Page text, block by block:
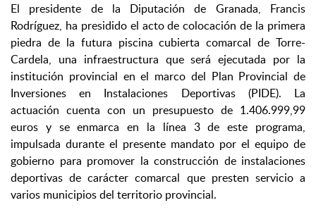
El presidente de la Diputación de Granada, Francis
Rodríguez, ha presidido el acto de colocación de la primera
piedra de la futura piscina cubierta comarcal de Torre-
Cardela, una infraestructura que será ejecutada por la
institución provincial en el marco del Plan Provincial de
Inversiones en Instalaciones Deportivas (PIDE). La
actuación cuenta con un presupuesto de 1.406.999,99
euros y se enmarca en la línea 3 de este programa,
impulsada durante el presente mandato por el equipo de
gobierno para promover la construcción de instalaciones
deportivas de carácter comarcal que presten servicio a
varios municipios del territorio provincial.